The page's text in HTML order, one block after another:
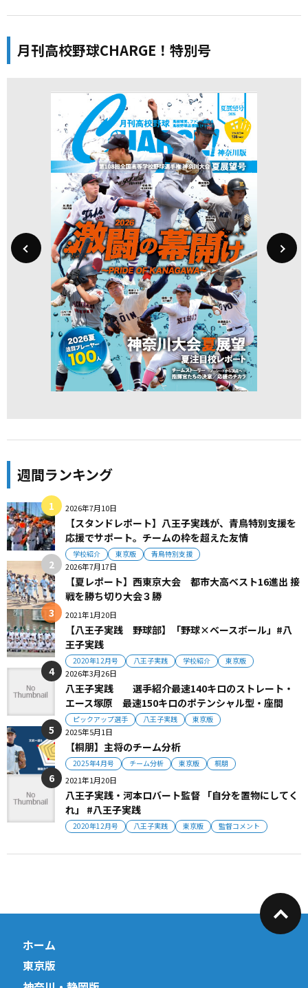
月刊高校野球CHARGE！特別号
週間ランキング
2026年7月10日
【スタンドレポート】八王子実践が、青鳥特別支援を
応援でサポート。チームの枠を超えた友情
学校紹介 東京版 青鳥特別支援
2026年7月17日
【夏レポート】西東京大会 都市大高ベスト16進出 接
戦を勝ち切り大会３勝
2021年1月20日
【八王子実践 野球部】「野球×ベースボール」#八
王子実践
2020年12月号 八王子実践 学校紹介 東京版
2026年3月26日
八王子実践 選手紹介最速140キロのストレート・
エース塚原 最速150キロのポテンシャル型・座間
ピックアップ選手 八王子実践 東京版
2025年5月1日
【桐朋】主将のチーム分析
2025年4月号 チーム分析 東京版 桐朋
2021年1月20日
八王子実践・河本ロバート監督 「自分を置物にしてく
れ」 #八王子実践
2020年12月号 八王子実践 東京版 監督コメント
ホーム
東京版